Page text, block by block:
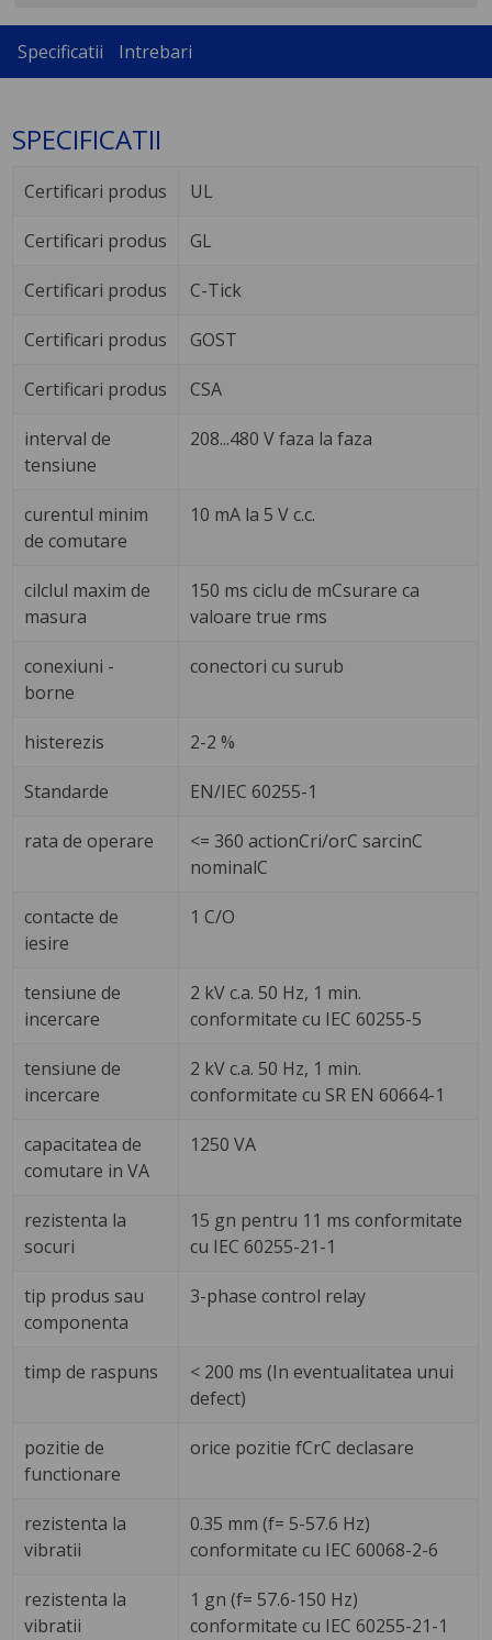
Specificatii Intrebari
SPECIFICATII
Certificari produs UL
Certificari produs GL
Certificari produs C-Tick
Certificari produs GOST
Certificari produs CSA
interval de
tensiune
208...480 V faza la faza
curentul minim
de comutare
10 mA la 5 V c.c.
cilclul maxim de
masura
150 ms ciclu de mCsurare ca
valoare true rms
conexiuni -
borne
conectori cu surub
histerezis 2-2 %
Standarde EN/IEC 60255-1
rata de operare
<= 360 actionCri/orC sarcinC
nominalC
contacte de
iesire
1 C/O
tensiune de
incercare
2 kV c.a. 50 Hz, 1 min.
conformitate cu IEC 60255-5
tensiune de
incercare
2 kV c.a. 50 Hz, 1 min.
conformitate cu SR EN 60664-1
capacitatea de
comutare in VA
1250 VA
rezistenta la
socuri
15 gn pentru 11 ms conformitate
cu IEC 60255-21-1
tip produs sau
componenta
3-phase control relay
timp de raspuns
< 200 ms (In eventualitatea unui
defect)
pozitie de
functionare
orice pozitie fCrC declasare
rezistenta la
vibratii
0.35 mm (f= 5-57.6 Hz)
conformitate cu IEC 60068-2-6
rezistenta la
vibratii
1 gn (f= 57.6-150 Hz)
conformitate cu IEC 60255-21-1